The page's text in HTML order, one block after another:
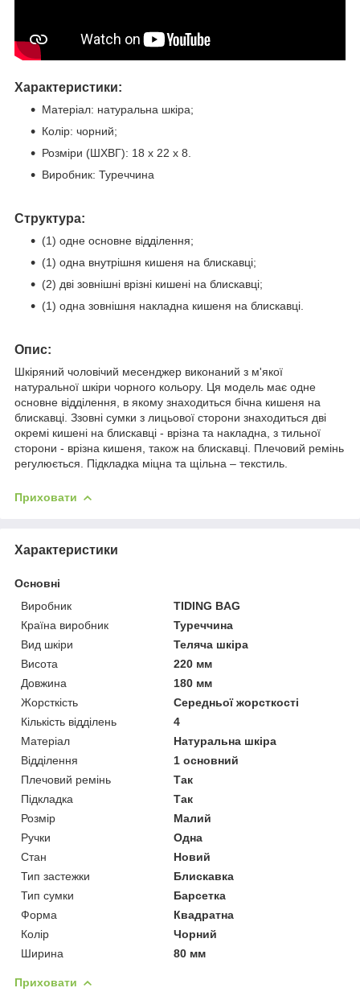
Характеристики:
Матеріал: натуральна шкіра;
Колір: чорний;
Розміри (ШХВГ): 18 x 22 x 8.
Виробник: Туреччина
Структура:
(1) одне основне відділення;
(1) одна внутрішня кишеня на блискавці;
(2) дві зовнішні врізні кишені на блискавці;
(1) одна зовнішня накладна кишеня на блискавці.
Опис:
Шкіряний чоловічий месенджер виконаний з м'якої
натуральної шкіри чорного кольору. Ця модель має одне
основне відділення, в якому знаходиться бічна кишеня на
блискавці. Ззовні сумки з лицьової сторони знаходиться дві
окремі кишені на блискавці - врізна та накладна, з тильної
сторони - врізна кишеня, також на блискавці. Плечовий ремінь
регулюється. Підкладка міцна та щільна – текстиль.
Приховати
Характеристики
Основні
Виробник
TIDING BAG
Країна виробник
Туреччина
Вид шкіри
Теляча шкіра
Висота
220 мм
Довжина
180 мм
Жорсткість
Середньої жорсткості
Кількість відділень
4
Матеріал
Натуральна шкіра
Відділення
1 основний
Плечовий ремінь
Так
Підкладка
Так
Розмір
Малий
Ручки
Одна
Стан
Новий
Тип застежки
Блискавка
Тип сумки
Барсетка
Форма
Квадратна
Колір
Чорний
Ширина
80 мм
Приховати